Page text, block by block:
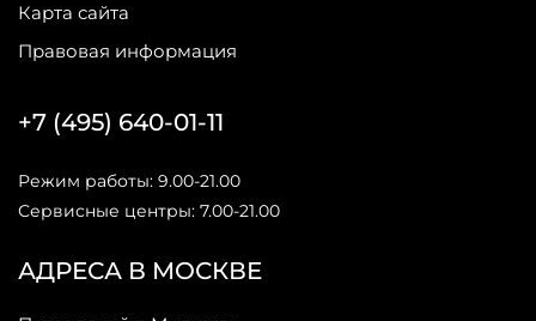
Карта сайта
Правовая информация
АДРЕСА В МОСКВЕ
+7 (495) 640-01-11
Режим работы: 9.00-21.00
Сервисные центры: 7.00-21.00